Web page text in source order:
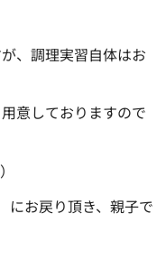
、調理実習自体はお
意しておりますので
にお戻り頂き、親子で